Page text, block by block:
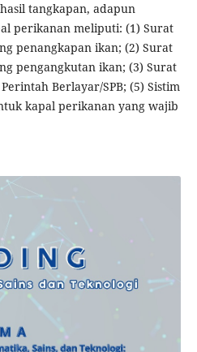
tangkapan, adapun
perikanan meliputi: (1) Surat
penangkapan ikan; (2) Surat
pengangkutan ikan; (3) Surat
Berlayar/SPB; (5) Sistim
kapal perikanan yang wajib